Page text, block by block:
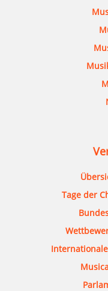
Tage der